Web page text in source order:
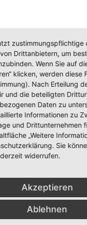
die Ewigkeit.
Durch
und Eltern gehen wir an
eine
legen wir
zustimmungspflichtige
Drittanbietern, um
Wenn Sie auf
klicken, werden diese
Nach Erteilung
und die beteiligten
Daten zu
Informationen zu
und Drittunternehmen
„Weitere
Sie
widerrufen.
Akzeptieren
Ablehnen